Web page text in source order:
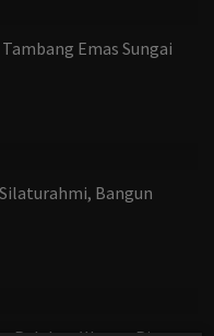
Emas Sungai
Bangun